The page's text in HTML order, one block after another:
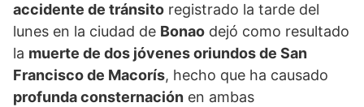
accidente de tránsito registrado la tarde del
lunes en la ciudad de Bonao dejó como resultado
la muerte de dos jóvenes oriundos de San
Francisco de Macorís, hecho que ha causado
profunda consternación en ambas